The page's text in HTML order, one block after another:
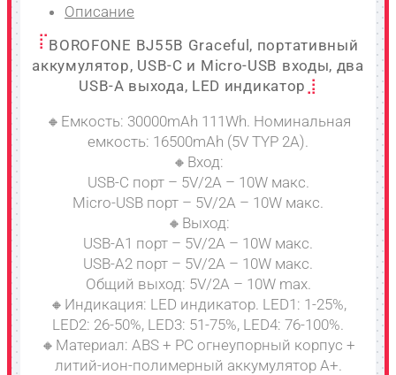
Описание
BOROFONE BJ55B Graceful, портативный
аккумулятор, USB-C и Micro-USB входы, два
USB-A выхода, LED индикатор
🔸Емкость: 30000mAh 111Wh. Номинальная
емкость: 16500mAh (5V TYP 2A).
🔸Вход:
USB-C порт – 5V/2A – 10W макс.
Micro-USB порт – 5V/2A – 10W макс.
🔸Выход:
USB-A1 порт – 5V/2A – 10W макс.
USB-A2 порт – 5V/2A – 10W макс.
Общий выход: 5V/2A – 10W max.
🔸Индикация: LED индикатор. LED1: 1-25%,
LED2: 26-50%, LED3: 51-75%, LED4: 76-100%.
🔸Материал: ABS + PC огнеупорный корпус +
литий-ион-полимерный аккумулятор A+.